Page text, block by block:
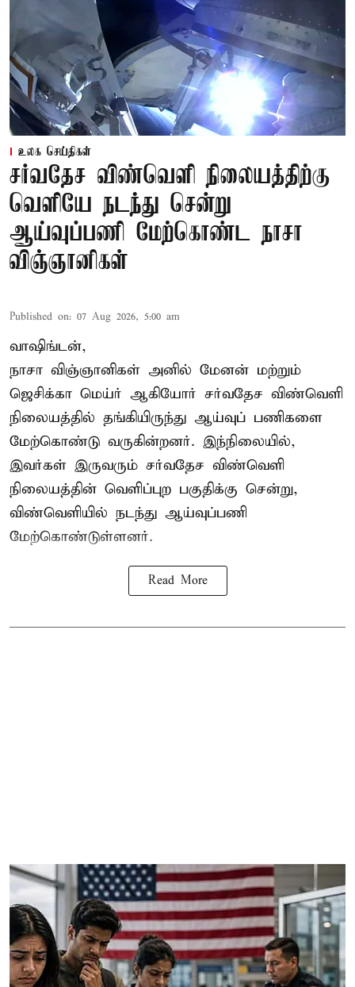
உலக செய்திகள்
சர்வதேச விண்வெளி நிலையத்திற்கு
வெளியே நடந்து சென்று
ஆய்வுப்பணி மேற்கொண்ட நாசா
விஞ்ஞானிகள்
Published on: 07 Aug 2026, 5:00 am
வாஷிங்டன்,
நாசா விஞ்ஞானிகள் அனில் மேனன் மற்றும்
ஜெசிக்கா மெய்ர் ஆகியோர் சர்வதேச விண்வெளி
நிலையத்தில் தங்கியிருந்து ஆய்வுப் பணிகளை
மேற்கொண்டு வருகின்றனர். இந்நிலையில்,
இவர்கள் இருவரும் சர்வதேச விண்வெளி
நிலையத்தின் வெளிப்புற பகுதிக்கு சென்று,
விண்வெளியில் நடந்து ஆய்வுப்பணி
மேற்கொண்டுள்ளனர்.
Read More